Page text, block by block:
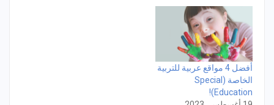
أفضل 4 مواقع عربية للتربية
الخاصة (Special
Education)!